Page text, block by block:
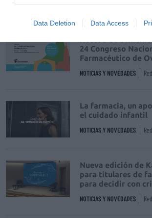
Data Deletion Data Access
DIGITAL Isabel Marín Moral
24 Congreso
Farmacéutico de
NOTICIAS Y NOVEDADES
La farmacia, un
el cuidado infantil
NOTICIAS Y NOVEDADES
Nueva edición de
para titulares de
para decidir con
NOTICIAS Y NOVEDADES